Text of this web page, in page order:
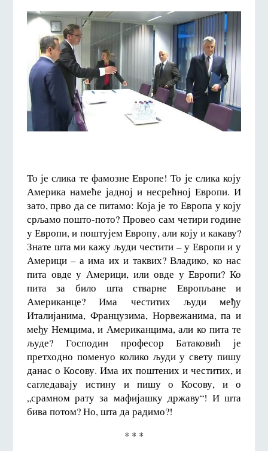
То је слика те фамозне Европе! То је слика коју
Америка намеће јадној и несрећној Европи. И
зато, прво да се питамо: Која је то Европа у коју
срљамо пошто-пото? Провео сам четири године
у Европи, и поштујем Европу, али коју и какаву?
Знате шта ми кажу људи честити – у Европи и у
Америци – а има их и таквих? Владико, ко нас
пита овде у Америци, или овде у Европи? Ко
пита за било шта стварне Европљане и
Американце? Има честитих људи међу
Италијанима, Французима, Норвежанима, па и
међу Немцима, и Американцима, али ко пита те
људе? Господин професор Батаковић је
претходно поменуо колико људи у свету пишу
данас о Косову. Има их поштених и честитих, и
сагледавају истину и пишу о Косову, и о
„срамном рату за мафијашку државу“! И шта
бива потом? Но, шта да радимо?!
* * *